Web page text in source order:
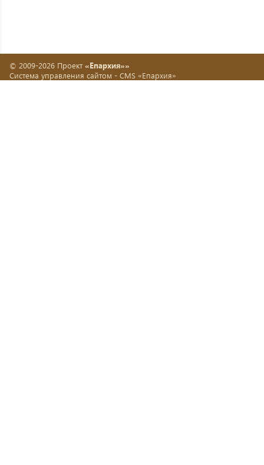
© 2009-2026 Проект «Епархия»»
Система управления сайтом - CMS «Епархия»